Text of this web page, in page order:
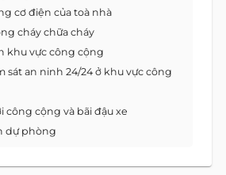
cơ điện của toà nhà
cháy chữa cháy
khu vực công cộng
sát an ninh 24/24 ở khu vực công
công cộng và bãi đậu xe
dự phòng